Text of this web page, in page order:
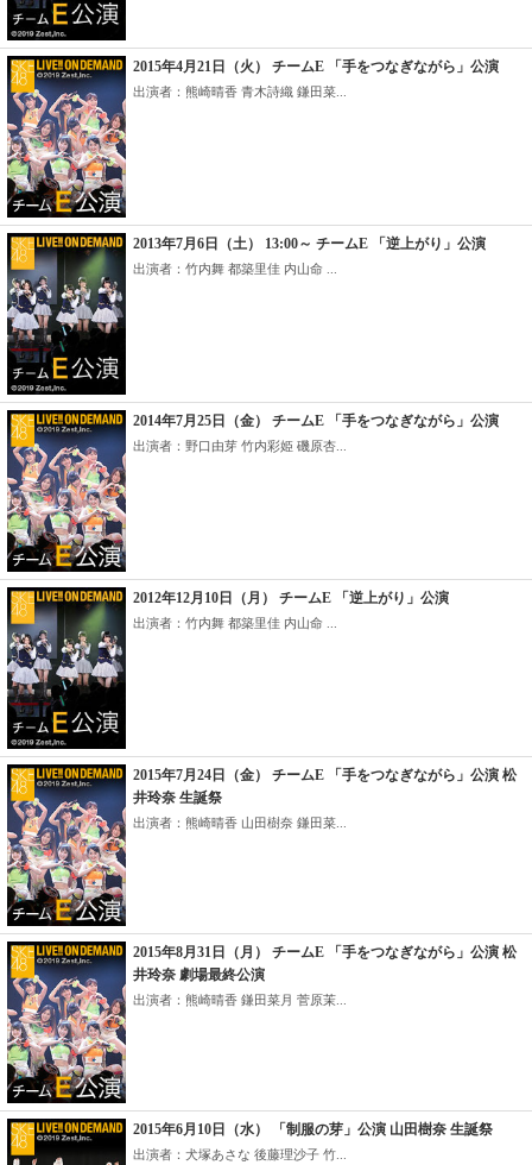
2015年4月21日（火） チームE 「手をつなぎながら」公演
出演者：熊崎晴香 青木詩織 鎌田菜...
2013年7月6日（土） 13:00～ チームE 「逆上がり」公演
出演者：竹内舞 都築里佳 内山命 ...
2014年7月25日（金） チームE 「手をつなぎながら」公演
出演者：野口由芽 竹内彩姫 磯原杏...
2012年12月10日（月） チームE 「逆上がり」公演
出演者：竹内舞 都築里佳 内山命 ...
2015年7月24日（金） チームE 「手をつなぎながら」公演 松
井玲奈 生誕祭
出演者：熊崎晴香 山田樹奈 鎌田菜...
2015年8月31日（月） チームE 「手をつなぎながら」公演 松
井玲奈 劇場最終公演
出演者：熊崎晴香 鎌田菜月 菅原茉...
2015年6月10日（水） 「制服の芽」公演 山田樹奈 生誕祭
出演者：犬塚あさな 後藤理沙子 竹...